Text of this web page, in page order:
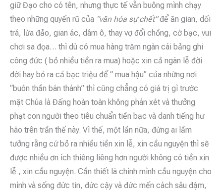
giữ Đạo cho có tên, nhưng thực tế vẫn buông mình chạy
theo những quyến rũ của “văn hóa sự chết”để ăn gian, dối
trá, lừa đảo, gian ác, dâm ô, thay vợ đổi chồng, cờ bạc, vui
chơi sa đọa… thì dù có mua hàng trăm ngàn cái bảng ghi
công đức ( bỏ nhiều tiền ra mua) hoặc xin cả ngàn lễ đời
đời hay bỏ ra cả bạc triệu để “ mua hậu” của những nơi
“buôn thần bán thánh” thì cũng chẳng có giá trị gì trước
mặt Chúa là Đấng hoàn toàn không phán xét và thưởng
phạt con người theo tiêu chuẩn tiền bạc và danh tiếng hư
hão trên trần thế này. Vì thế, một lần nữa, đừng ai lầm
tưởng rằng cứ bỏ ra nhiều tiền xin lễ, xin cầu nguyện thì sẽ
được nhiều ơn ích thiêng liêng hơn người không có tiền xin
lễ , xin cầu nguyện. Cần thiết là chính mình cầu nguyện cho
mình và sống đức tin, đức cậy và đức mến cách sâu đậm,